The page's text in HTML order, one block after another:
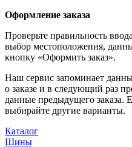
Оформление заказа
Проверьте правильность
выбор местоположения,
кнопку «Оформить заказ».
Наш сервис запоминает
о заказе и в следующий раз
данные предыдущего заказа.
выбирайте другие варианты.
Каталог
Шины